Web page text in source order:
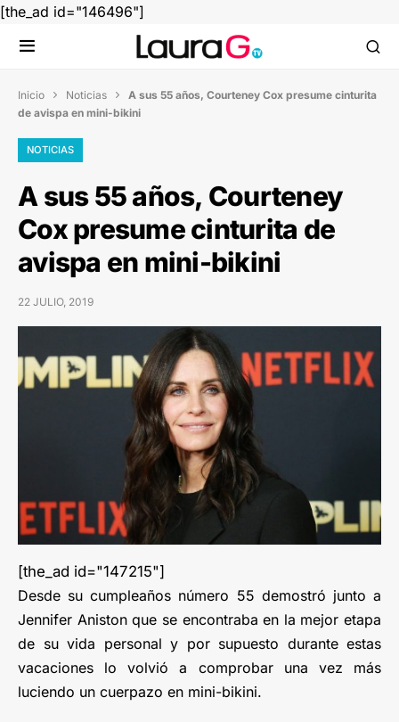
[the_ad id="146496"]
Inicio  Noticias  A sus 55 años, Courteney Cox presume cinturita
de avispa en mini-bikini
NOTICIAS
A sus 55 años, Courteney
Cox presume cinturita de
avispa en mini-bikini
22 JULIO, 2019
[the_ad id="147215"]
Desde su cumpleaños número 55 demostró junto a
Jennifer Aniston que se encontraba en la mejor etapa
de su vida personal y por supuesto durante estas
vacaciones lo volvió a comprobar una vez más
luciendo un cuerpazo en mini-bikini.